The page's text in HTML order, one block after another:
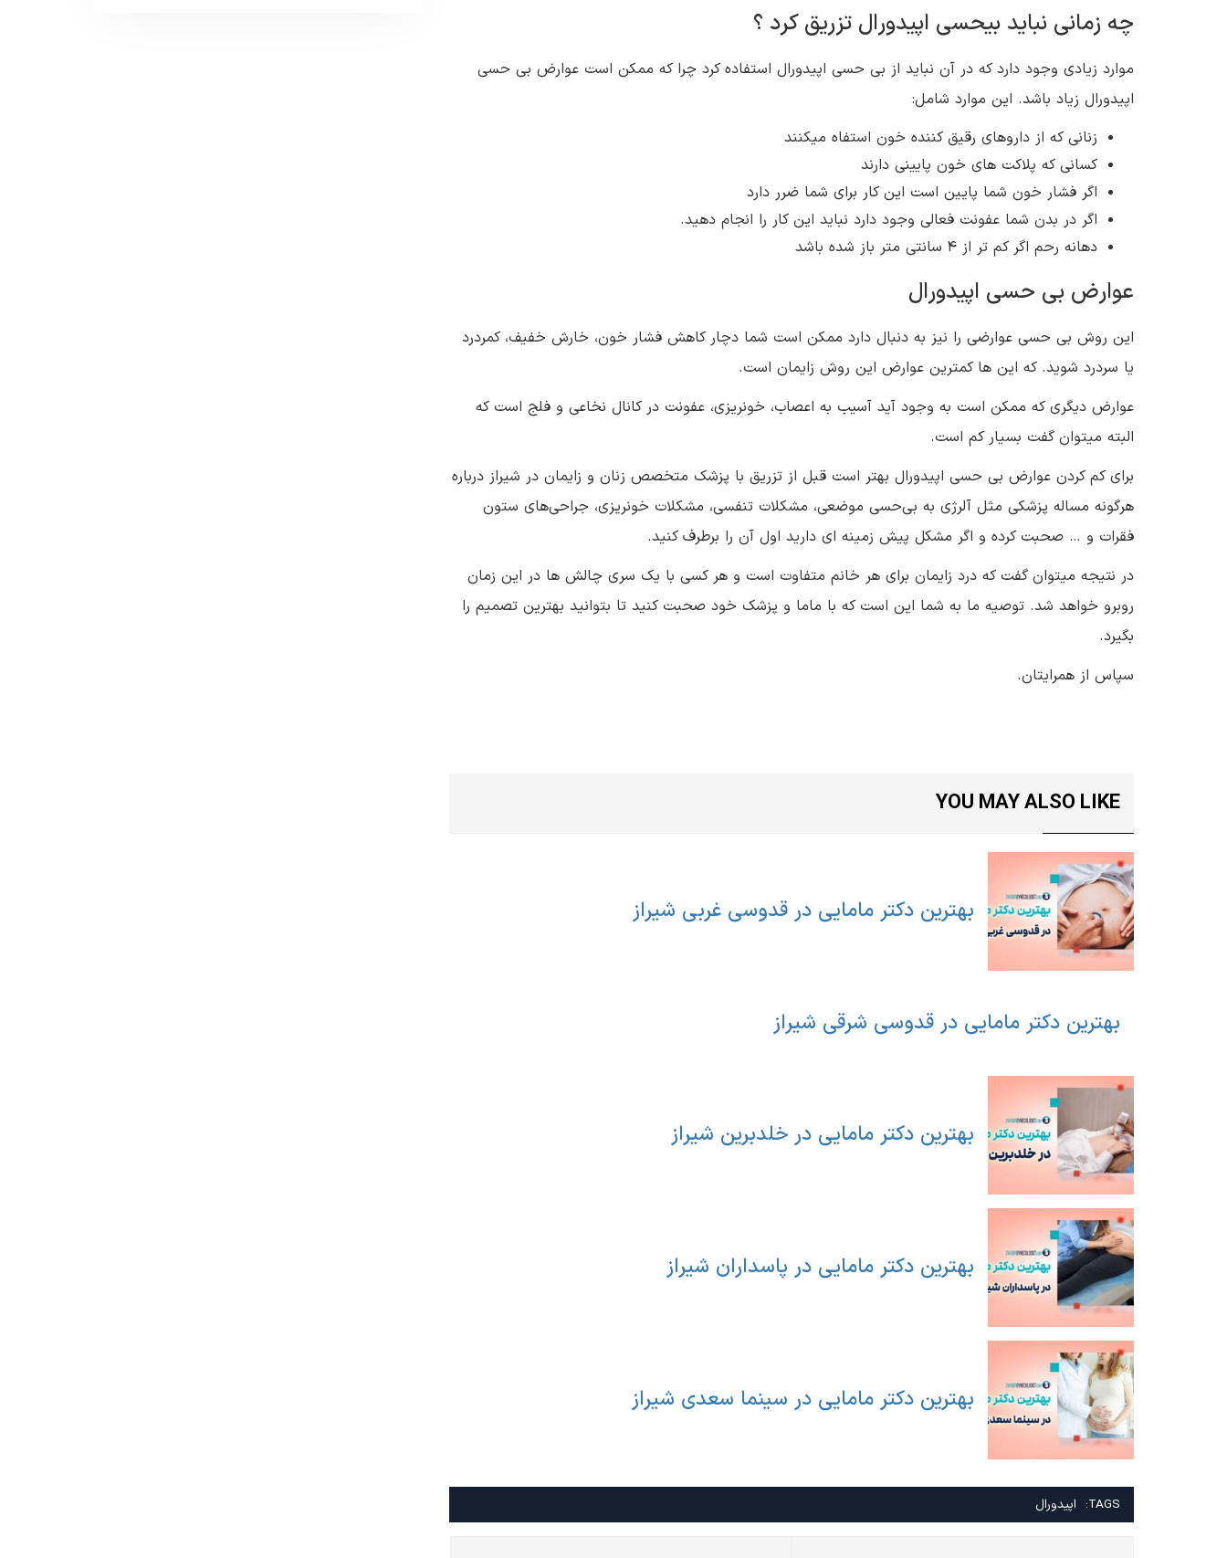
چه زمانی نباید بیحسی اپیدورال تزریق کرد ؟
موارد زیادی وجود دارد که در آن نباید از بی حسی اپیدورال استفاده کرد چرا که ممکن است عوارض بی حسی
اپیدورال زیاد باشد. این موارد شامل:
زنانی که از داروهای رقیق کننده خون استفاه میکنند
کسانی که پلاکت های خون پایینی دارند
اگر فشار خون شما پایین است این کار برای شما ضرر دارد
اگر در بدن شما عفونت فعالی وجود دارد نباید این کار را انجام دهید.
دهانه رحم اگر کم تر از 4 سانتی متر باز شده باشد
عوارض بی حسی اپیدورال
این روش بی حسی عوارضی را نیز به دنبال دارد ممکن است شما دچار کاهش فشار خون، خارش خفیف، کمردرد
یا سردرد شوید. که این ها کمترین عوارض این روش زایمان است.
عوارض دیگری که ممکن است به وجود آید آسیب به اعصاب، خونریزی، عفونت در کانال نخاعی و فلج است که
البته میتوان گفت بسیار کم است.
برای کم کردن عوارض بی حسی اپیدورال بهتر است قبل از تزریق با پزشک متخصص زنان و زایمان در شیراز درباره‌
هرگونه‌ مساله‌ پزشکی مثل آلرژی به بی‌حسی موضعی، مشکلات تنفسی، مشکلات خونریزی، جراحی‌های ستون
فقرات و … صحبت کرده و اگر مشکل پیش زمینه ای دارید اول آن را برطرف کنید.
در نتیجه میتوان گفت که درد زایمان برای هر خانم متفاوت است و هر کسی با یک سری چالش ها در این زمان
روبرو خواهد شد. توصیه ما به شما این است که با ماما و پزشک خود صحبت کنید تا بتوانید بهترین تصمیم را
بگیرد.
سپاس از همرایتان.
YOU MAY ALSO LIKE
بهترین دکتر مامایی در قدوسی غربی شیراز
بهترین دکتر مامایی در قدوسی شرقی شیراز
بهترین دکتر مامایی در خلدبرین شیراز
بهترین دکتر مامایی در پاسداران شیراز
بهترین دکتر مامایی در سینما سعدی شیراز
TAGS: اپیدورال